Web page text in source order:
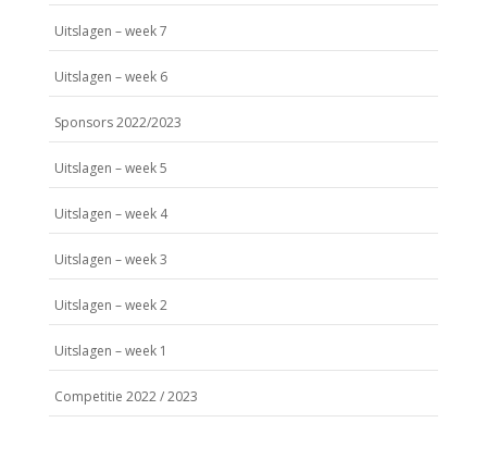
Uitslagen – week 7
Uitslagen – week 6
Sponsors 2022/2023
Uitslagen – week 5
Uitslagen – week 4
Uitslagen – week 3
Uitslagen – week 2
Uitslagen – week 1
Competitie 2022 / 2023